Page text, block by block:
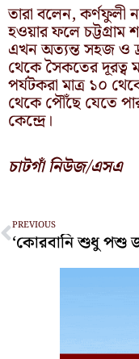
তারা বলেন, কর্ণফুলী
হওয়ার ফলে চট্টগ্রাম
এখন অত্যন্ত সহজ ও
থেকে সৈকতের দূরত্ব
পর্যটকরা মাত্র ১০
থেকে পৌঁছে যেতে
কেন্দ্রে।
চাটগাঁ নিউজ/এসএ
Prev
PREVIOUS